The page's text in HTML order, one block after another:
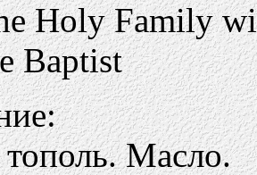
Holy Family
Baptist
Масло.